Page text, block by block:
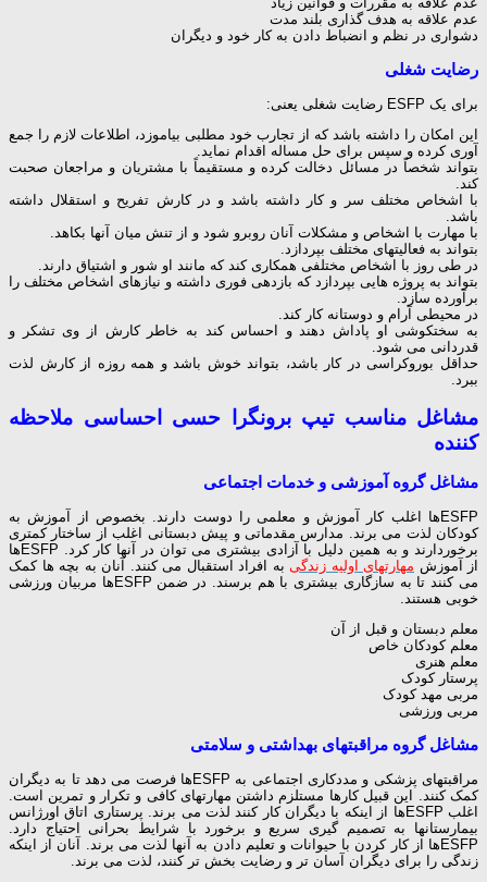
عدم علاقه به هدف گذاری بلند مدت
دشواری در نظم و انضباط دادن به كار خود و دیگران
رضایت شغلی
برای یک ESFP رضایت شغلی یعنی:
این امکان را داشته باشد که از تجارب خود مطلبی بیاموزد، اطلاعات لازم را جمع
آوری کرده و سپس برای حل مساله اقدام نماید.
بتواند شخصاً در مسائل دخالت کرده و مستقیماً با مشتریان و مراجعان صحبت
کند.
با اشخاص مختلف سر و کار داشته باشد و در کارش تفریح و استقلال داشته
باشد.
با مهارت با اشخاص و مشکلات آنان روبرو شود و از تنش میان آنها بکاهد.
بتواند به فعالیتهای مختلف بپردازد.
در طی روز با اشخاص مختلفی همکاری کند که مانند او شور و اشتیاق دارند.
بتواند به پروژه هایی بپردازد که بازدهی فوری داشته و نیازهای اشخاص مختلف را
برآورده سازد.
در محیطی آرام و دوستانه کار کند.
به سختکوشی او پاداش دهند و احساس کند به خاطر کارش از وی تشکر و
قدردانی می شود.
حداقل بوروکراسی در کار باشد، بتواند خوش باشد و همه روزه از کارش لذت
ببرد.
مشاغل مناسب تیپ برونگرا حسی احساسی ملاحظه
کننده
مشاغل گروه آموزشی و خدمات اجتماعی
ESFPها اغلب کار آموزش و معلمی را دوست دارند. بخصوص از آموزش به
کودکان لذت می برند. مدارس مقدماتی و پیش دبستانی اغلب از ساختار کمتری
برخوردارند و به همین دلیل با آزادی بیشتری می توان در آنها کار کرد. ESFPها
از آموزش مهارتهای اولیه زندگی به افراد استقبال می کنند. آنان به بچه ها کمک
می کنند تا به سازگاری بیشتری با هم برسند. در ضمن ESFPها مربیان ورزشی
خوبی هستند.
معلم دبستان و قبل از آن
معلم کودکان خاص
معلم هنری
پرستار کودک
مربی مهد کودک
مربی ورزشی
مشاغل گروه مراقبتهای بهداشتی و سلامتی
مراقبتهای پزشکی و مددکاری اجتماعی به ESFPها فرصت می دهد تا به دیگران
کمک کنند. این قبیل کارها مستلزم داشتن مهارتهای کافی و تکرار و تمرین است.
اغلب ESFPها از اینکه با دیگران کار کنند لذت می برند. پرستاری اتاق اورژانس
بیمارستانها به تصمیم گیری سریع و برخورد با شرایط بحرانی احتیاج دارد.
ESFPها از کار کردن با حیوانات و تعلیم دادن به آنها لذت می برند. آنان از اینکه
زندگی را برای دیگران آسان تر و رضایت بخش تر کنند، لذت می برند.